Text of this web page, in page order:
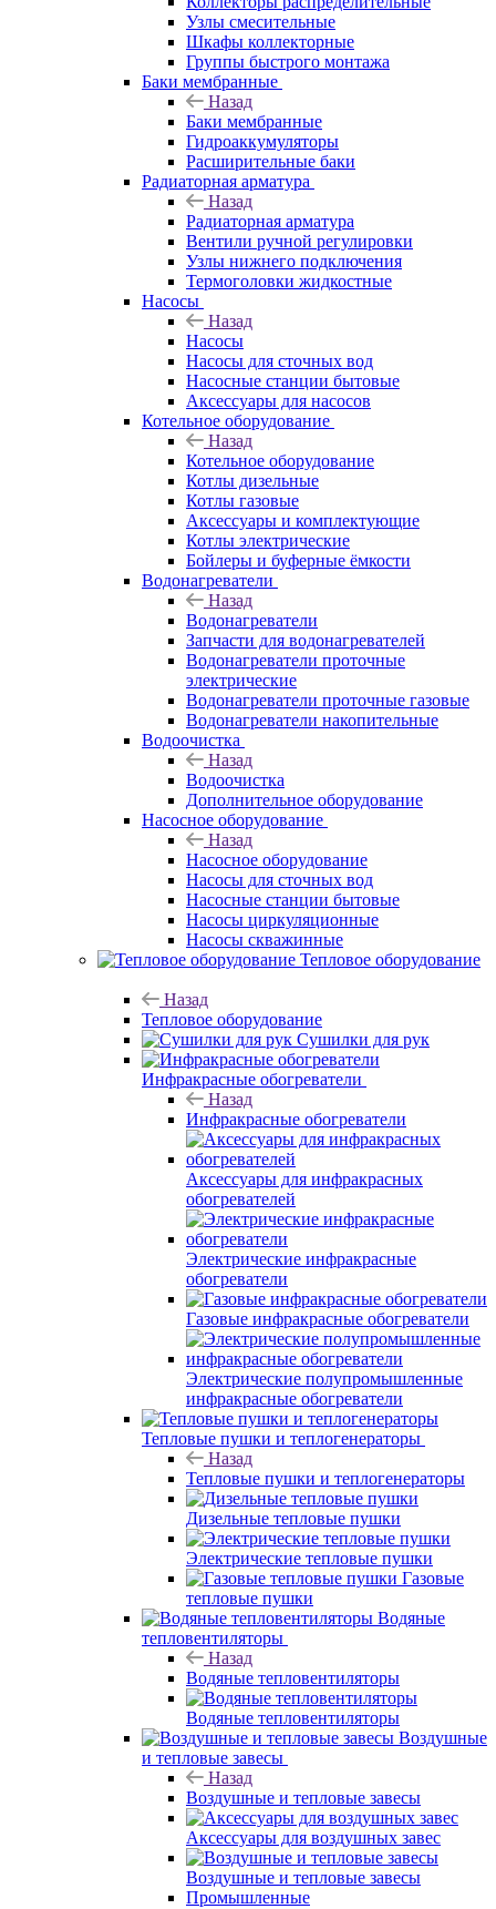
Узлы смесительные
Шкафы коллекторные
Группы быстрого монтажа
Баки мембранные
Назад
Баки мембранные
Гидроаккумуляторы
Расширительные баки
Радиаторная арматура
Назад
Радиаторная арматура
Вентили ручной регулировки
Узлы нижнего подключения
Термоголовки жидкостные
Насосы
Назад
Насосы
Насосы для сточных вод
Насосные станции бытовые
Аксессуары для насосов
Котельное оборудование
Назад
Котельное оборудование
Котлы дизельные
Котлы газовые
Аксессуары и комплектующие
Котлы электрические
Бойлеры и буферные ёмкости
Водонагреватели
Назад
Водонагреватели
Запчасти для водонагревателей
Водонагреватели проточные
электрические
Водонагреватели проточные газовые
Водонагреватели накопительные
Водоочистка
Назад
Водоочистка
Дополнительное оборудование
Насосное оборудование
Назад
Насосное оборудование
Насосы для сточных вод
Насосные станции бытовые
Насосы циркуляционные
Насосы скважинные
Тепловое оборудование
Назад
Тепловое оборудование
Сушилки для рук
Инфракрасные обогреватели
Назад
Инфракрасные обогреватели
Аксессуары для инфракрасных
обогревателей
Электрические инфракрасные
обогреватели
Газовые инфракрасные обогреватели
Электрические полупромышленные
инфракрасные обогреватели
Тепловые пушки и теплогенераторы
Назад
Тепловые пушки и теплогенераторы
Дизельные тепловые пушки
Электрические тепловые пушки
Газовые
тепловые пушки
Водяные
тепловентиляторы
Назад
Водяные тепловентиляторы
Водяные тепловентиляторы
Воздушные
и тепловые завесы
Назад
Воздушные и тепловые завесы
Аксессуары для воздушных завес
Воздушные и тепловые завесы
Промышленные